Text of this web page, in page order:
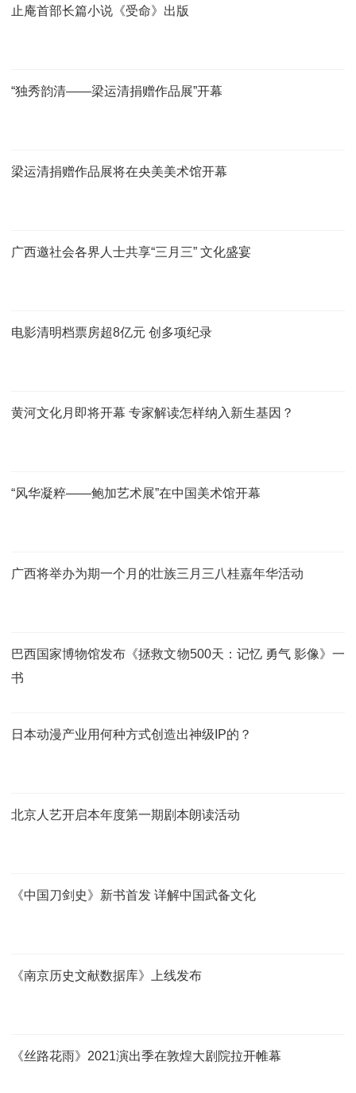
止庵首部长篇小说《受命》出版
“独秀韵清——梁运清捐赠作品展”开幕
梁运清捐赠作品展将在央美美术馆开幕
广西邀社会各界人士共享“三月三” 文化盛宴
电影清明档票房超8亿元 创多项纪录
黄河文化月即将开幕 专家解读怎样纳入新生基因？
“风华凝粹——鲍加艺术展”在中国美术馆开幕
广西将举办为期一个月的壮族三月三八桂嘉年华活动
巴西国家博物馆发布《拯救文物500天：记忆 勇气 影像》一
书
日本动漫产业用何种方式创造出神级IP的？
北京人艺开启本年度第一期剧本朗读活动
《中国刀剑史》新书首发 详解中国武备文化
《南京历史文献数据库》上线发布
《丝路花雨》2021演出季在敦煌大剧院拉开帷幕